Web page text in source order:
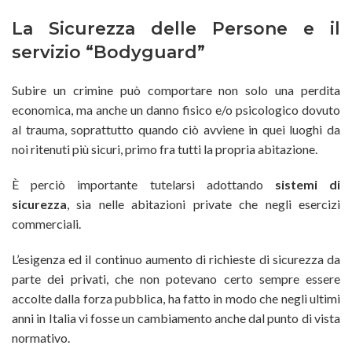
La Sicurezza delle Persone e il
servizio “Bodyguard”
Subire un crimine può comportare non solo una perdita
economica, ma anche un danno fisico e/o psicologico dovuto
al trauma, soprattutto quando ciò avviene in quei luoghi da
noi ritenuti più sicuri, primo fra tutti la propria abitazione.
È perciò importante tutelarsi adottando sistemi di
sicurezza, sia nelle abitazioni private che negli esercizi
commerciali.
L’esigenza ed il continuo aumento di richieste di sicurezza da
parte dei privati, che non potevano certo sempre essere
accolte dalla forza pubblica, ha fatto in modo che negli ultimi
anni in Italia vi fosse un cambiamento anche dal punto di vista
normativo.